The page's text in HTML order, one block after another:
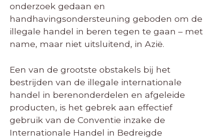
onderzoek gedaan en
handhavingsondersteuning geboden om de
illegale handel in beren tegen te gaan – met
name, maar niet uitsluitend, in Azië.
Een van de grootste obstakels bij het
bestrijden van de illegale internationale
handel in berenonderdelen en afgeleide
producten, is het gebrek aan effectief
gebruik van de Conventie inzake de
Internationale Handel in Bedreigde